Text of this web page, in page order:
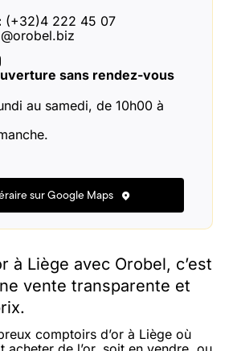
(+32)4 222 45 07
sans rendez-vous
au samedi, de 10h00 à
sur Google Maps
à Liège avec Orobel, c’est
vente transparente et
comptoirs d’or à Liège où